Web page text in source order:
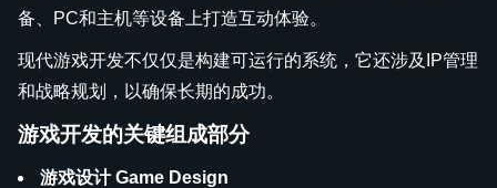
备、PC和主机等设备上打造互动体验。
现代游戏开发不仅仅是构建可运行的系统，它还涉及IP管理
和战略规划，以确保长期的成功。
游戏开发的关键组成部分
游戏设计 Game Design